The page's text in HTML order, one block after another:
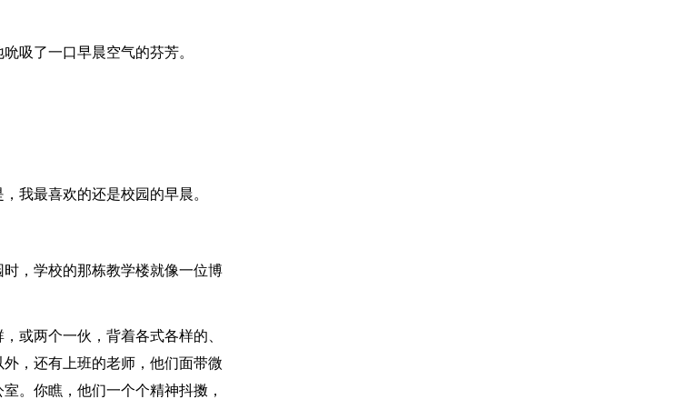
吸了一口早晨空气的芬芳。
我最喜欢的还是校园的早晨。
，学校的那栋教学楼就像一位博
或两个一伙，背着各式各样的、
，还有上班的老师，他们面带微
。你瞧，他们一个个精神抖擞，